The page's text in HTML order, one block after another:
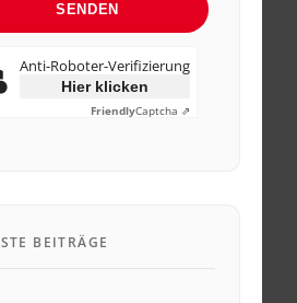
SENDEN
Anti-Roboter-Verifizierung
Hier klicken
FriendlyCaptcha ⇗
BEITRÄGE